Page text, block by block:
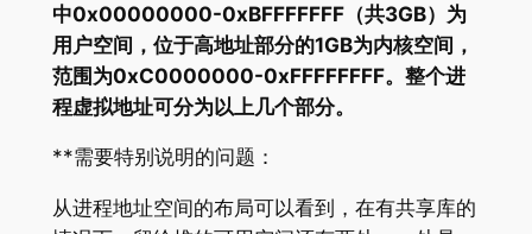
中0x00000000-0xBFFFFFFF（共3GB）为
用户空间，位于高地址部分的1GB为内核空间，
范围为0xC0000000-0xFFFFFFFF。整个进
程虚拟地址可分为以上几个部分。
**需要特别说明的问题：
从进程地址空间的布局可以看到，在有共享库的